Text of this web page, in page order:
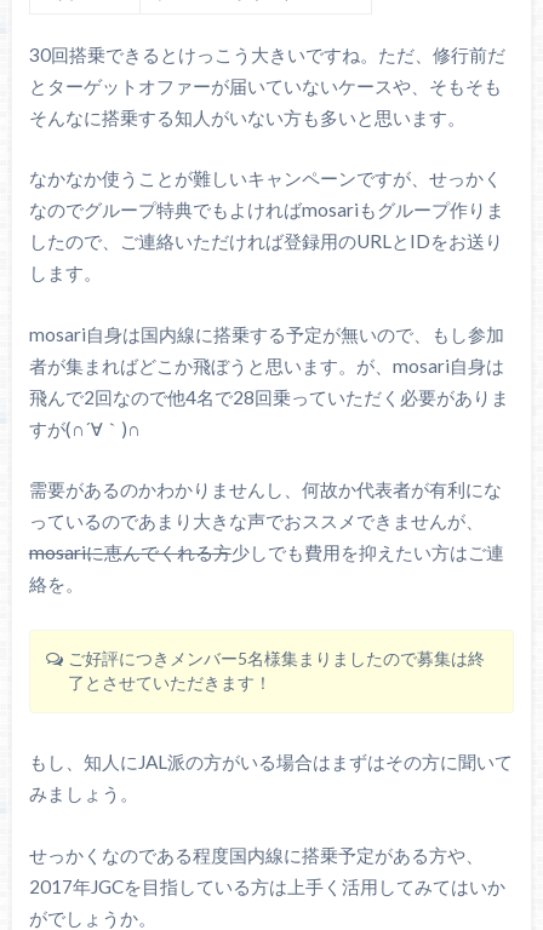
30回搭乗できるとけっこう大きいですね。ただ、修行前だ
とターゲットオファーが届いていないケースや、そもそも
そんなに搭乗する知人がいない方も多いと思います。
なかなか使うことが難しいキャンペーンですが、せっかく
なのでグループ特典でもよければmosariもグループ作りま
したので、ご連絡いただければ登録用のURLとIDをお送り
します。
mosari自身は国内線に搭乗する予定が無いので、もし参加
者が集まればどこか飛ぼうと思います。が、mosari自身は
飛んで2回なので他4名で28回乗っていただく必要がありま
すが(∩´∀｀)∩
需要があるのかわかりませんし、何故か代表者が有利にな
っているのであまり大きな声でおススメできませんが、
mosariに恵んでくれる方少しでも費用を抑えたい方はご連
絡を。
ご好評につきメンバー5名様集まりましたので募集は終
了とさせていただきます！
もし、知人にJAL派の方がいる場合はまずはその方に聞いて
みましょう。
せっかくなのである程度国内線に搭乗予定がある方や、
2017年JGCを目指している方は上手く活用してみてはいか
がでしょうか。